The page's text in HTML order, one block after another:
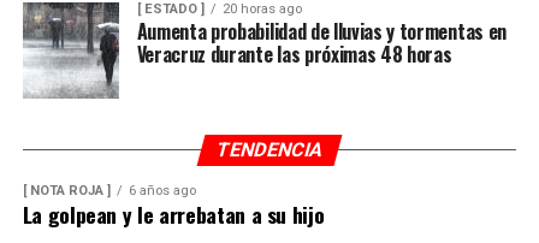
[ ESTADO ] 20 horas ago
Aumenta probabilidad de lluvias y tormentas en
Veracruz durante las próximas 48 horas
TENDENCIA
[ NOTA ROJA ] 6 años ago
La golpean y le arrebatan a su hijo